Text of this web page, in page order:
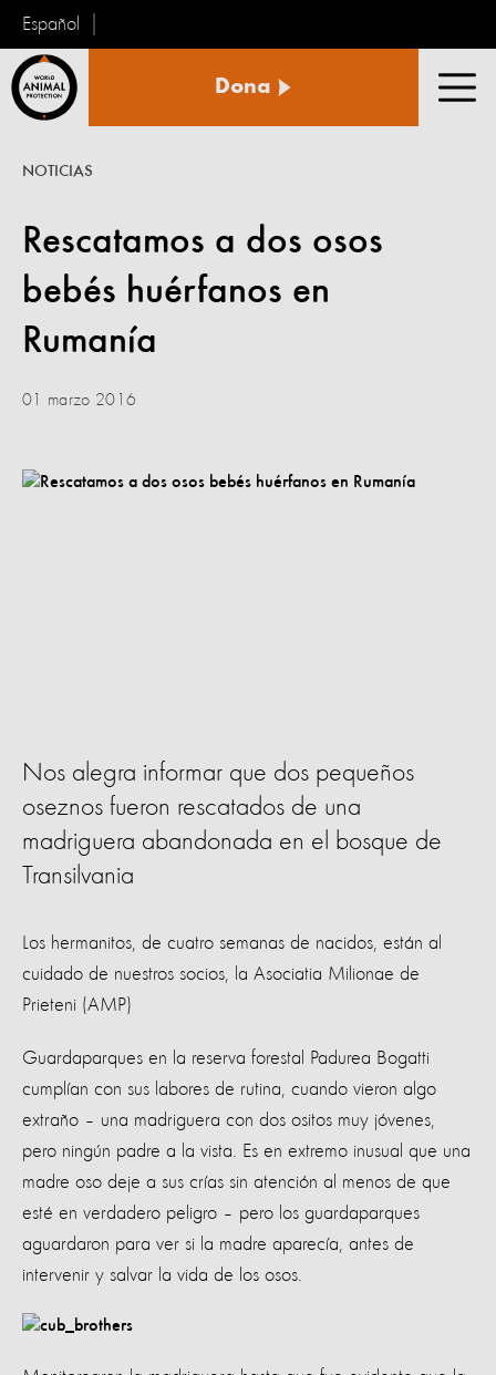
Español
Animal
Dona
Rescatamos a dos osos
bebés huérfanos en
Rumanía
NOTICIAS
01 marzo 2016
Nos alegra informar que dos pequeños
oseznos fueron rescatados de una
madriguera abandonada en el bosque de
Transilvania
Los hermanitos, de cuatro semanas de nacidos, están al
cuidado de nuestros socios, la Asociatia Milionae de
Prieteni (AMP)
Guardaparques en la reserva forestal Padurea Bogatti
cumplían con sus labores de rutina, cuando vieron algo
extraño – una madriguera con dos ositos muy jóvenes,
pero ningún padre a la vista. Es en extremo inusual que una
madre oso deje a sus crías sin atención al menos de que
esté en verdadero peligro – pero los guardaparques
aguardaron para ver si la madre aparecía, antes de
intervenir y salvar la vida de los osos.